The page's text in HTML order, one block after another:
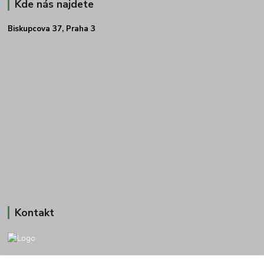
Kde nás najdete
Biskupcova 37, Praha 3
Kontakt
+420 775693830